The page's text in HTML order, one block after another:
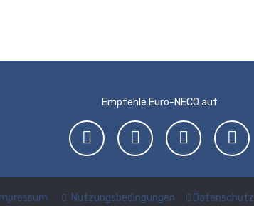
Empfehle Euro-NECO auf
Datenschutz
Nutzungsbedingungen
Impressum